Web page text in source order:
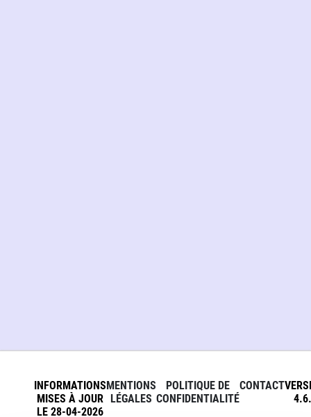
INFORMATIONS
MISES À JOUR
LE 28-04-2026
MENTIONS
LÉGALES
POLITIQUE DE
CONFIDENTIALITÉ
CONTACT